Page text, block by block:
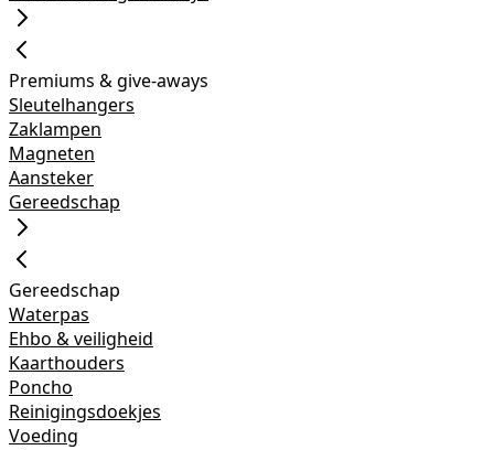
Premiums & give-aways
Sleutelhangers
Zaklampen
Magneten
Aansteker
Gereedschap
Gereedschap
Waterpas
Ehbo & veiligheid
Kaarthouders
Poncho
Reinigingsdoekjes
Voeding